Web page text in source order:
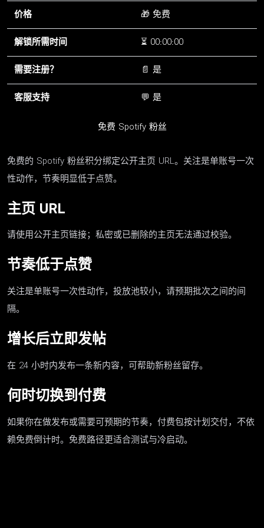
价格
🎁 免费
解锁所需时间
⏳ 00:00:00
需要注册？
📄 是
客服支持
💬 是
免费 Spotify 粉丝
免费的 Spotify 粉丝积分绑定公开主页 URL。关注是单账号一次
性动作，节奏明显低于点赞。
主页 URL
请使用公开主页链接；私密或已删除的主页无法通过校验。
节奏低于点赞
关注是单账号一次性动作，投放池较小，请预期批次之间的间
隔。
增长后立即发帖
在 24 小时内发布一条新内容，可帮助新粉丝留存。
何时切换到付费
如果你在做发布或需要可预期的节奏，付费包按计划交付，不依
赖免费倒计时。免费路径更适合测试与冷启动。